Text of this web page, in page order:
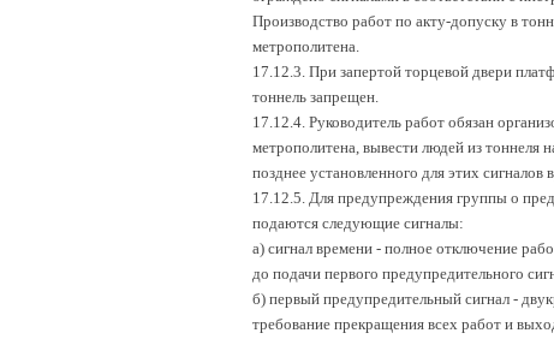
Производство работ по акту-допуску в
метрополитена.
17.12.3. При запертой торцевой двери
тоннель запрещен.
17.12.4. Руководитель работ обязан
метрополитена, вывести людей из тоннеля
позднее установленного для этих сигналов
17.12.5. Для предупреждения группы о
подаются следующие сигналы:
а) сигнал времени - полное отключение
до подачи первого предупредительного
б) первый предупредительный сигнал -
требование прекращения всех работ и